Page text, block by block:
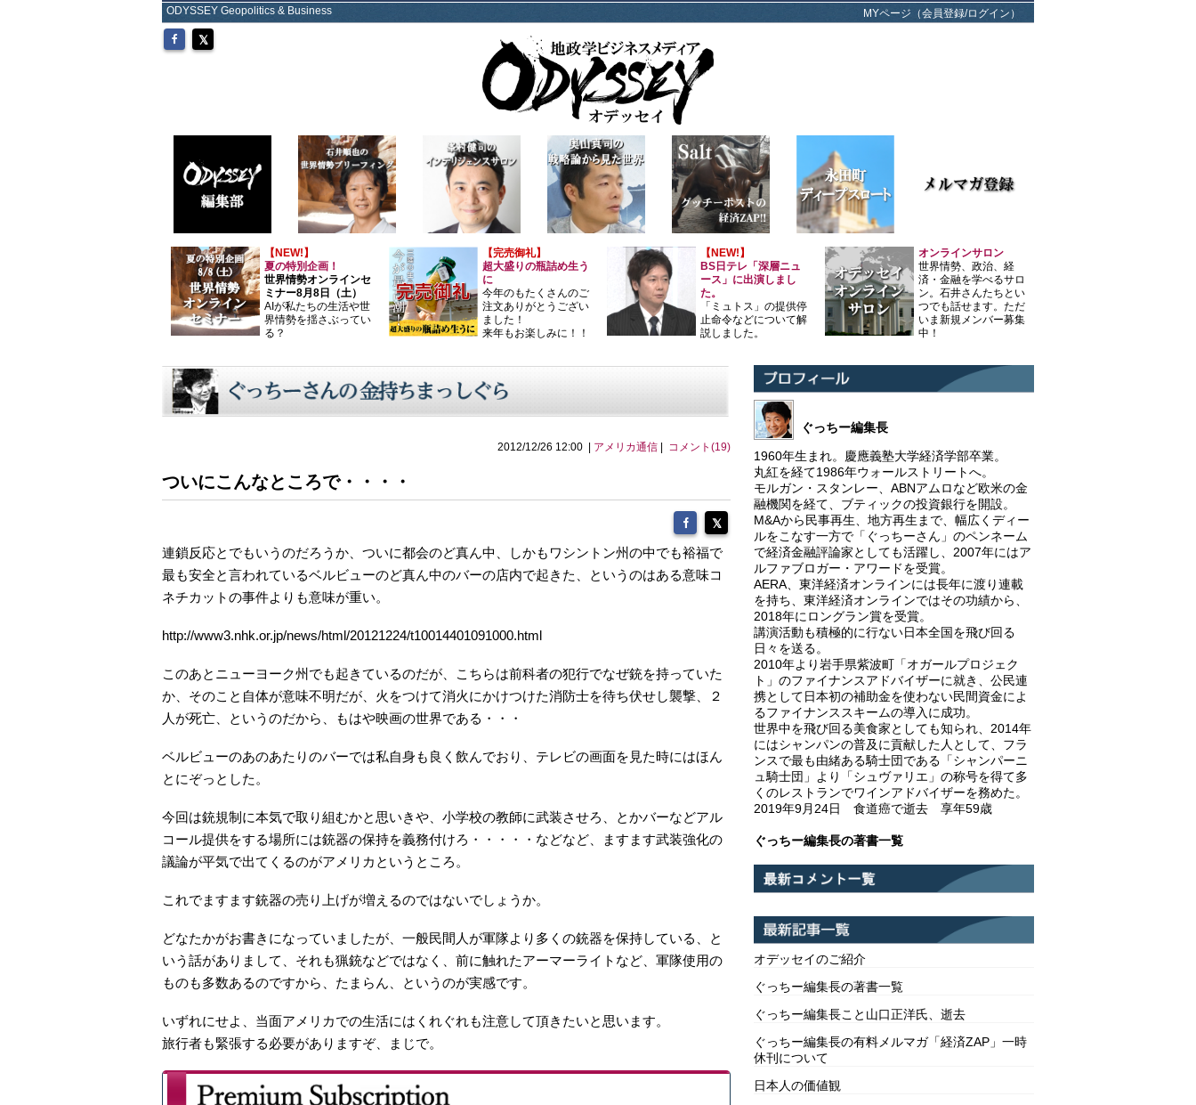
ODYSSEY Geopolitics & Business MYページ（会員登録/ログイン）
【NEW!】
夏の特別企画！
世界情勢オンラインセ
ミナー8月8日（土）
AIが私たちの生活や世
界情勢を揺さぶってい
る？
【完売御礼】
超大盛りの瓶詰め生う
に
今年のもたくさんのご
注文ありがとうござい
ました！
来年もお楽しみに！！
【NEW!】
BS日テレ「深層ニュ
ース」に出演しまし
た。
「ミュトス」の提供停
止命令などについて解
説しました。
オンラインサロン
世界情勢、政治、経
済・金融を学べるサロ
ン。石井さんたちとい
つでも話せます。ただ
いま新規メンバー募集
中！
2012/12/26 12:00 | アメリカ通信| コメント(19)
ついにこんなところで・・・・
連鎖反応とでもいうのだろうか、ついに都会のど真ん中、しかもワシントン州の中でも裕福で
最も安全と言われているベルビューのど真ん中のバーの店内で起きた、というのはある意味コ
ネチカットの事件よりも意味が重い。
http://www3.nhk.or.jp/news/html/20121224/t10014401091000.html
このあとニューヨーク州でも起きているのだが、こちらは前科者の犯行でなぜ銃を持っていた
か、そのこと自体が意味不明だが、火をつけて消火にかけつけた消防士を待ち伏せし襲撃、２
人が死亡、というのだから、もはや映画の世界である・・・
ベルビューのあのあたりのバーでは私自身も良く飲んでおり、テレビの画面を見た時にはほん
とにぞっとした。
今回は銃規制に本気で取り組むかと思いきや、小学校の教師に武装させろ、とかバーなどアル
コール提供をする場所には銃器の保持を義務付けろ・・・・・などなど、ますます武装強化の
議論が平気で出てくるのがアメリカというところ。
これでますます銃器の売り上げが増えるのではないでしょうか。
どなたかがお書きになっていましたが、一般民間人が軍隊より多くの銃器を保持している、と
いう話がありまして、それも猟銃などではなく、前に触れたアーマーライトなど、軍隊使用の
ものも多数あるのですから、たまらん、というのが実感です。
いずれにせよ、当面アメリカでの生活にはくれぐれも注意して頂きたいと思います。
旅行者も緊張する必要がありますぞ、まじで。
ぐっちー編集長
1960年生まれ。慶應義塾大学経済学部卒業。
丸紅を経て1986年ウォールストリートへ。
モルガン・スタンレー、ABNアムロなど欧米の金
融機関を経て、ブティックの投資銀行を開設。
M&Aから民事再生、地方再生まで、幅広くディー
ルをこなす一方で「ぐっちーさん」のペンネーム
で経済金融評論家としても活躍し、2007年にはア
ルファブロガー・アワードを受賞。
AERA、東洋経済オンラインには長年に渡り連載
を持ち、東洋経済オンラインではその功績から、
2018年にロングラン賞を受賞。
講演活動も積極的に行ない日本全国を飛び回る
日々を送る。
2010年より岩手県紫波町「オガールプロジェク
ト」のファイナンスアドバイザーに就き、公民連
携として日本初の補助金を使わない民間資金によ
るファイナンススキームの導入に成功。
世界中を飛び回る美食家としても知られ、2014年
にはシャンパンの普及に貢献した人として、フラ
ンスで最も由緒ある騎士団である「シャンパーニ
ュ騎士団」より「シュヴァリエ」の称号を得て多
くのレストランでワインアドバイザーを務めた。
2019年9月24日 食道癌で逝去 享年59歳
ぐっちー編集長の著書一覧
オデッセイのご紹介
ぐっちー編集長の著書一覧
ぐっちー編集長こと山口正洋氏、逝去
ぐっちー編集長の有料メルマガ「経済ZAP」一時
休刊について
日本人の価値観